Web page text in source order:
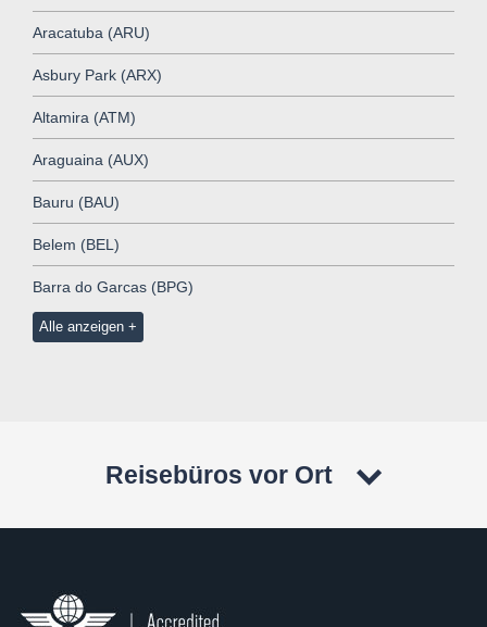
Aracatuba (ARU)
Asbury Park (ARX)
Altamira (ATM)
Araguaina (AUX)
Bauru (BAU)
Belem (BEL)
Barra do Garcas (BPG)
Alle anzeigen
Reisebüros vor Ort